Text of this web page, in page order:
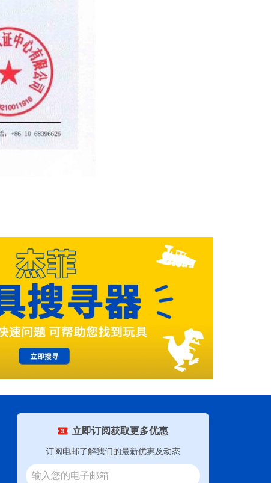
立即订阅获取更多优惠
订阅电邮了解我们的最新优惠及动态